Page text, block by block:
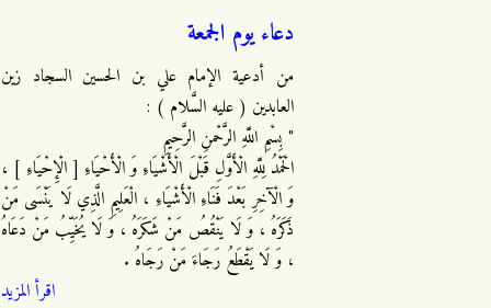
دعاء يوم الجمعة
من أدعية الإمام علي بن الحسين السجاد زين
العابدين ( عليه السَّلام ) :
" بِسْمِ اللَّهِ الرَّحْمنِ الرَّحِيمِ
الْحَمْدُ لِلَّهِ الْأَوَّلِ قَبْلَ الْأَشْيَاءِ وَ الْأَحْيَاءِ [ الْإِحْيَاءِ ] ،
وَ الْآخِرِ بَعْدَ فَنَاءِ الْأَشْيَاءِ ، الْعَلِيمِ الَّذِي لَا يَنْسَى مَنْ
ذَكَرَهُ ، وَ لَا يَنْقُصُ مَنْ شَكَرَهُ ، وَ لَا يُخَيِّبُ مَنْ دَعَاهُ
، وَ لَا يَقْطَعُ رَجَاءَ مَنْ رَجَاهُ .
اقرأ المزيد